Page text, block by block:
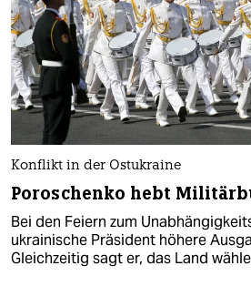
Konflikt in der Ostukraine
Poroschenko hebt
Bei den Feiern zum
ukrainische Präsident höhere
Gleichzeitig sagt er, das Land